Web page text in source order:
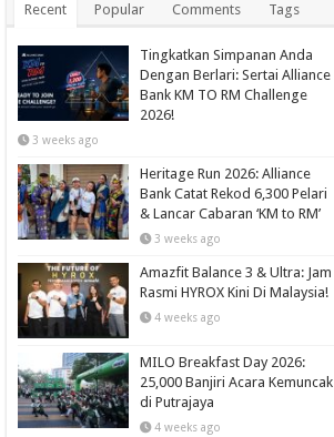
Recent Popular Comments Tags
Tingkatkan Simpanan Anda
Dengan Berlari: Sertai Alliance
Bank KM TO RM Challenge
2026!
3 weeks ago
Heritage Run 2026: Alliance
Bank Catat Rekod 6,300 Pelari
& Lancar Cabaran ‘KM to RM’
3 weeks ago
Amazfit Balance 3 & Ultra: Jam
Rasmi HYROX Kini Di Malaysia!
4 weeks ago
MILO Breakfast Day 2026:
25,000 Banjiri Acara Kemuncak
di Putrajaya
4 weeks ago